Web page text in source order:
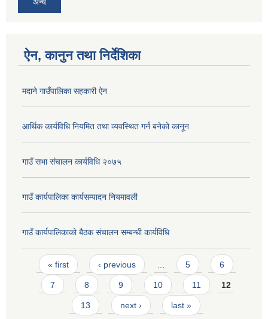
ऐन, कानुन तथा निर्देशिका
मदाने गाउँपालिका सहकारी ऐन
आर्थिक कार्यविधि नियमित तथा व्यवस्थित गर्न बनेको कानून
गाउँ सभा संचालन कार्यविधि २०७५
गाउँ कार्यपालिका कार्यसम्पादन नियमावली
गाउँ कार्यपालिकाको बैठक संचालन सम्बन्धी कार्यविधि
Pages
« first ‹ previous … 5 6
7 8 9 10 11 12
13 next › last »